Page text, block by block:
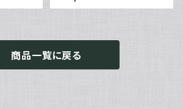
商品一覧に戻る